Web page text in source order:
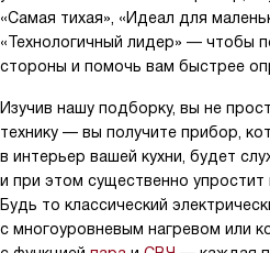
«Самая тихая», «Идеал для
«Технологичный лидер» — чтобы
стороны и помочь вам быстрее
Изучив нашу подборку, вы не
технику — вы получите прибор,
в интерьер вашей кухни, будет
и при этом существенно упростит
Будь то классический
с многоуровневым нагревом или